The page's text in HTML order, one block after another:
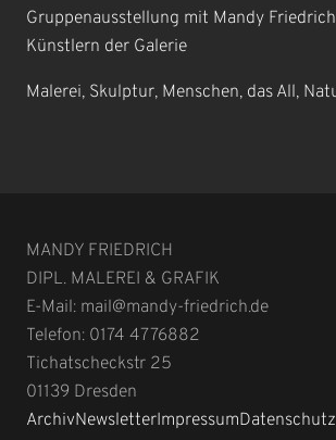
Gruppenausstellung mit Mandy
Künstlern der Galerie
Malerei, Skulptur, Menschen, das All,
MANDY FRIEDRICH
DIPL. MALEREI & GRAFIK
E-Mail: mail@mandy-friedrich.de
Telefon: 0174 4776882
Tichatscheckstr 25
01139 Dresden
ArchivNewsletterImpressumDatenschutz